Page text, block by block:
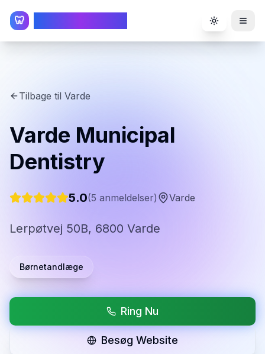
🦷 Toggle
Tilbage til Varde
Varde Municipal
Dentistry
5.0(5 anmeldelser) Varde
Lerpøtvej 50B, 6800 Varde
Børnetandlæge
Ring Nu
Besøg Website